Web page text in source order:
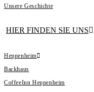
Unsere Geschichte
HIER FINDEN SIE UNS
Heppenheim
Backhaus
CoffeeInn Heppenheim